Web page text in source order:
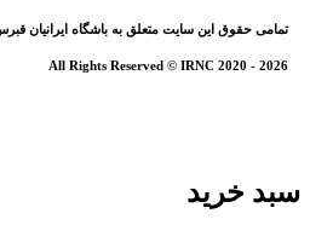
تمامی حقوق این سایت متعلق به باشگاه ایرانیان
All Rights Reserved © IRNC 2020 - 2026
سبد خرید